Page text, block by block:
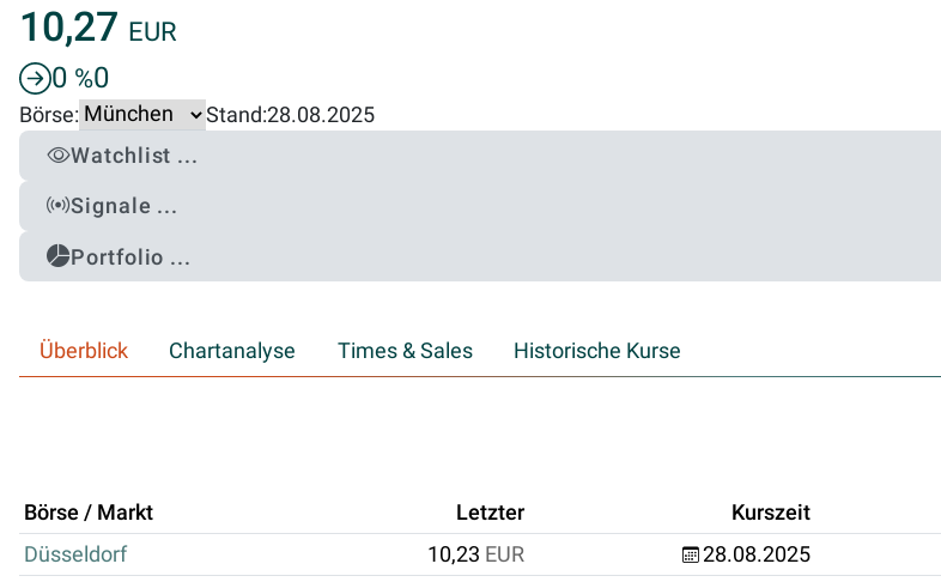
10,27 EUR
0 %0
Börse: Stand:28.08.2025
Watchlist ...
Signale ...
Portfolio ...
Überblick Chartanalyse Times & Sales Historische Kurse
Börse / Markt Letzter Kurszeit
Düsseldorf
10,23 EUR
28.08.2025